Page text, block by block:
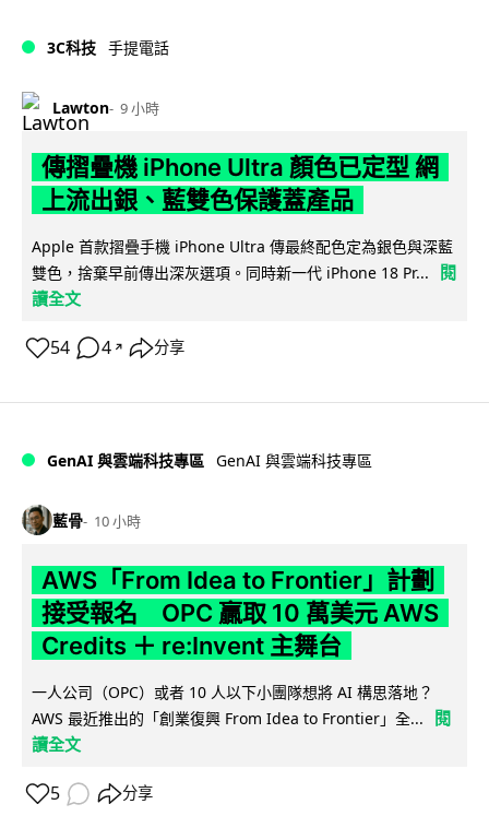
3C科技 手提電話
Lawton 9 小時
傳摺疊機 iPhone Ultra 顏色已定型 網
上流出銀、藍雙色保護蓋產品
Apple 首款摺疊手機 iPhone Ultra 傳最終配色定為銀色與深藍
雙色，捨棄早前傳出深灰選項。同時新一代 iPhone 18 Pr...
閱
讀全文
54 4 ↗ 分享
GenAI 與雲端科技專區 GenAI 與雲端科技專區
藍骨 10 小時
AWS「From Idea to Frontier」計劃
接受報名 OPC 贏取 10 萬美元 AWS
Credits ＋ re:Invent 主舞台
一人公司（OPC）或者 10 人以下小團隊想將 AI 構思落地？
AWS 最近推出的「創業復興 From Idea to Frontier」全...
閱
讀全文
5 分享